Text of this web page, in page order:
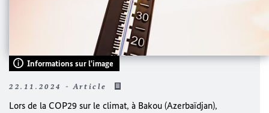
Informations sur l'image
22.11.2024 - Article
Lors de la COP29 sur le climat, à Bakou (Azerbaïdjan),